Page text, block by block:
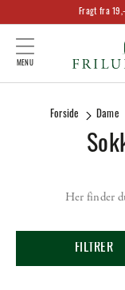
Fragt fra 19,-
Forside Dame
Her finder
FILTRER